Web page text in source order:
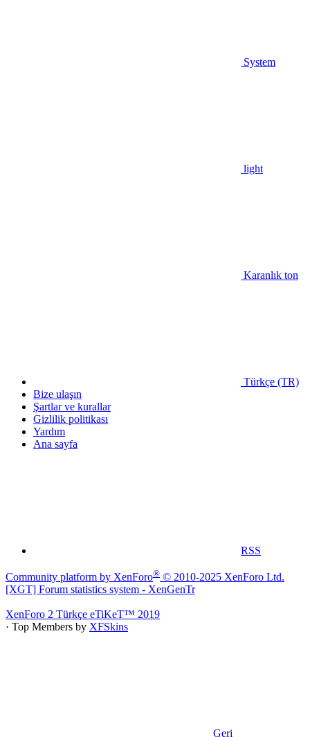
System
light
Karanlık ton
Türkçe (TR)
Bize ulaşın
Şartlar ve kurallar
Gizlilik politikası
Yardım
Ana sayfa
RSS
Community platform by XenForo® © 2010-2025 XenForo Ltd.
[XGT] Forum statistics system - XenGenTr
XenForo 2 Türkçe eTiKeT™ 2019
· Top Members by XFSkins
Geri